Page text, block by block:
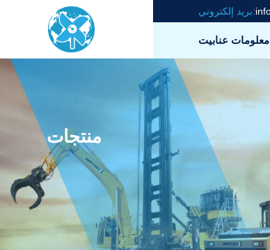
بريد إلكتروني:
بيتمعلومات عنا
منتجات